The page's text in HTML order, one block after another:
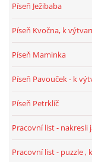
DĚTSKÝ SMUTEK
CO BY MĚLO DÍTĚ
STOP ŠIKANĚ ANEB
Píseň Ježibaba
Píseň Kvočna, k
Píseň Maminka
Píseň Pavouček - k
Píseň Petrklíč
Pracovní list - nakresli
Pracovní list - puzzle ,